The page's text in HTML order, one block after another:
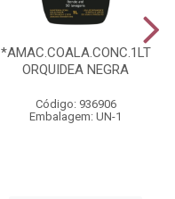
*AMAC.COALA.CONC.1LT
ORQUIDEA NEGRA
Código: 936906
Embalagem: UN-1